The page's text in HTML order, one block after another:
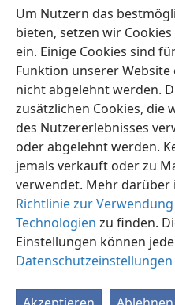
Um Nutzern das
bieten, setzen wir
ein. Einige Cookies sind
Funktion unserer
nicht abgelehnt werden.
zusätzlichen Cookies, die
des Nutzererlebnisses
oder abgelehnt werden.
jemals verkauft oder zu
verwendet. Mehr darüber
Richtlinie zur
Technologien zu finden.
Einstellungen können
Datenschutzeinstellungen
Herrlichkeit, Majestät,
ganze vergangene
Ewigkeit. Amen.
Deutsch
Copyright© 2026 Watch Tower
Datenschutzeinstellungen